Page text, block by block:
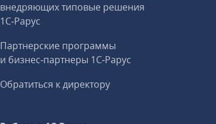
внедряющих типовые решения
1С‑Рарус
Партнерские программы
и бизнес‑партнеры 1С‑Рарус
Обратиться к директору